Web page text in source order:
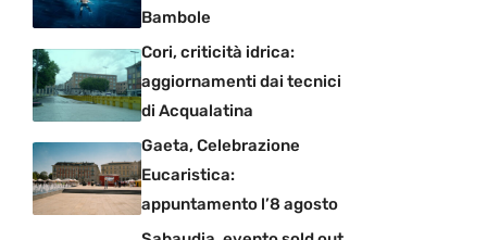
Bambole
Cori, criticità idrica:
aggiornamenti dai tecnici
di Acqualatina
Gaeta, Celebrazione
Eucaristica:
appuntamento l’8 agosto